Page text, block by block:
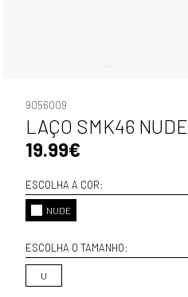
9056009
LAÇO SMK46 NUDE
19.99€
ESCOLHA A COR:
NUDE
ESCOLHA O TAMANHO:
U